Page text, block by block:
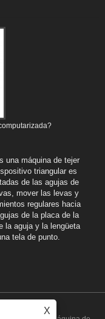
una máquina de tejer
triangular es
de las agujas de
mover las levas y
regulares hacia
de la placa de la
la aguja y la lengüeta
tela de punto.
X